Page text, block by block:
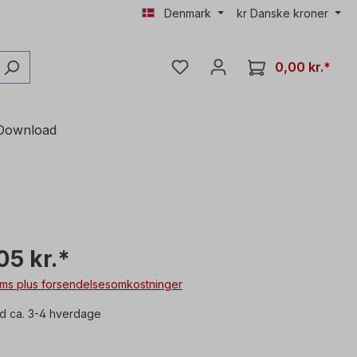
Denmark kr Danske kroner
0,00 kr.*
kr.*
plus forsendelsesomkostninger
ca. 3-4 hverdage